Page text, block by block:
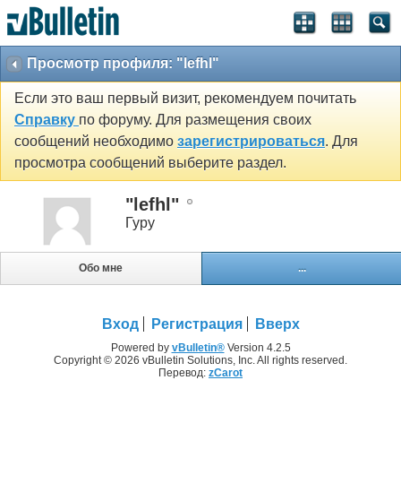
Просмотр профиля: "lefhl"
Если это ваш первый визит, рекомендуем почитать
Справку по форуму. Для размещения своих
сообщений необходимо зарегистрироваться. Для
просмотра сообщений выберите раздел.
"lefhl"
Гуру
Обо мне ...
Вход Регистрация Вверх
Powered by vBulletin®Version 4.2.5
Copyright © 2026 vBulletin Solutions, Inc. All rights reserved.
Перевод: zCarot